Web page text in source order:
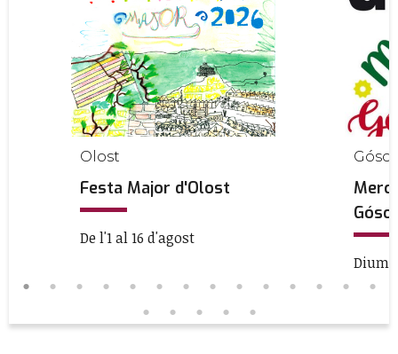
Olost
Festa Major d'Olost
De l'1 al 16 d'agost
Gósol
Gósol